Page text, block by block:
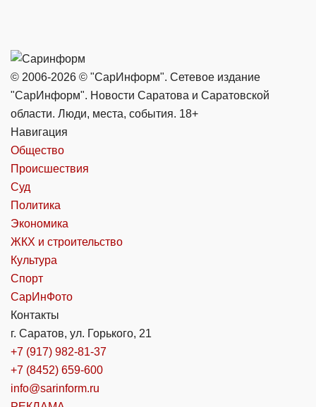
© 2006-2026 © "СарИнформ". Сетевое издание
"СарИнформ". Новости Саратова и Саратовской
области. Люди, места, события. 18+
Навигация
Общество
Происшествия
Суд
Политика
Экономика
ЖКХ и строительство
Культура
Спорт
СарИнФото
Контакты
г. Саратов, ул. Горького, 21
+7 (917) 982-81-37
+7 (8452) 659-600
info@sarinform.ru